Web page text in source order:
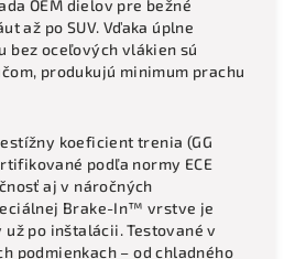
OEM dielov pre bežné
až po SUV. Vďaka úplne
bez oceľových vlákien sú
produkujú minimum prachu
koeficient trenia (GG
podľa normy ECE
aj v náročných
Brake-In™ vrstve je
po inštalácii. Testované v
podmienkach – od chladného